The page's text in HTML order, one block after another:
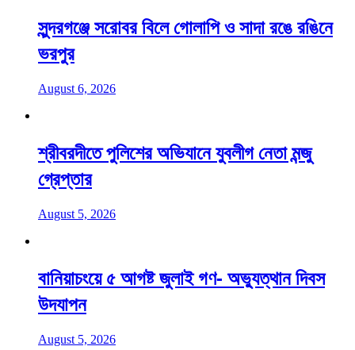
সুন্দরগঞ্জে সরোবর বিলে গোলাপি ও সাদা রঙে রঙিনে
ভরপুর
August 6, 2026
শ্রীবরদীতে পুলিশের অভিযানে যুবলীগ নেতা মন্জু
গ্রেপ্তার
August 5, 2026
বানিয়াচংয়ে ৫ আগষ্ট জুলাই গণ- অভ্যুত্থান দিবস
উদযাপন
August 5, 2026